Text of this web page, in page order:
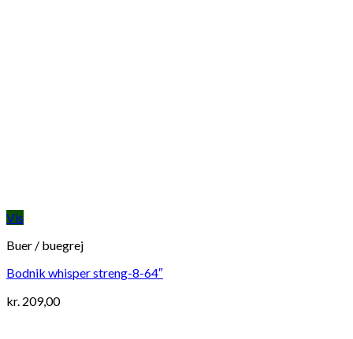
Vis
Buer / buegrej
Bodnik whisper streng-8-64″
kr. 209,00